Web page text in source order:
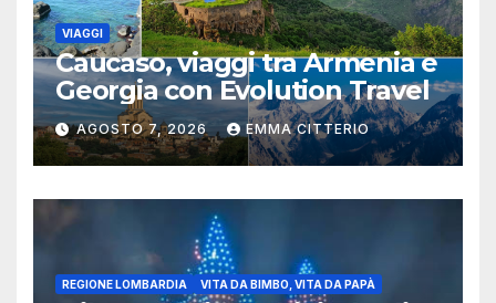
VIAGGI
Caucaso, viaggi tra Armenia e
Georgia con Evolution Travel
AGOSTO 7, 2026 EMMA CITTERIO
REGIONE LOMBARDIA VITA DA BIMBO, VITA DA PAPÀ